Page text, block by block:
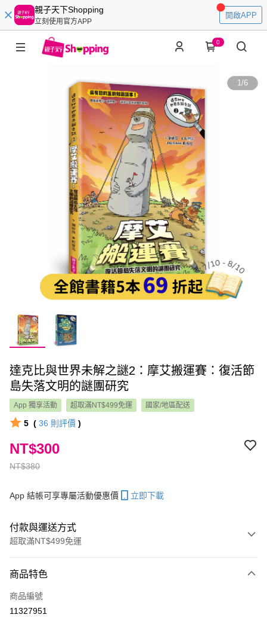
親子天下Shopping
立刻使用官方APP
開啟APP
0
1/6
達克比與世界未解之謎2：摩艾搬運賽：復活節
島失落文明的謎團研究
App 獨享活動 超取滿NT$499免運 國家/地區配送
5 ( 36 則評價 )
NT$380
NT$300
App 結帳可享專屬活動優惠價 立即下載
付款與運送方式
超取滿NT$499免運
信用卡一次付款
LINE Pay
商品特色
商品編號
11327951